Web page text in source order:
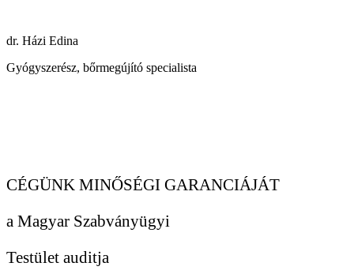
dr. Házi Edina
Gyógyszerész, bőrmegújító specialista
CÉGÜNK MINŐSÉGI GARANCIÁJÁT
a Magyar Szabványügyi
Testület auditja